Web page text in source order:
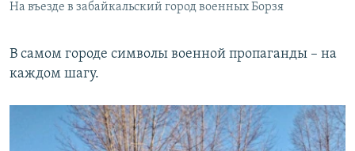
На въезде в забайкальский город военных Борзя
В самом городе символы военной пропаганды – на
каждом шагу.